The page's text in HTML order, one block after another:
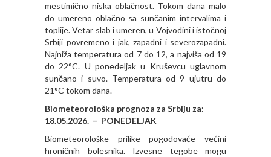
mestimično niska oblačnost. Tokom dana malo
do umereno oblačno sa sunčanim intervalima i
toplije. Vetar slab i umeren, u Vojvodini i istočnoj
Srbiji povremeno i jak, zapadni i severozapadni.
Najniža temperatura od 7 do 12, a najviša od 19
do 22°C. U ponedeljak u Kruševcu uglavnom
sunčano i suvo. Temperatura od 9 ujutru do
21°C tokom dana.
Biometeorološka prognoza za Srbiju za:
18.05.2026. – PONEDELJAK
Biometeorološke prilike pogodovaće većini
hroničnih bolesnika. Izvesne tegobe mogu